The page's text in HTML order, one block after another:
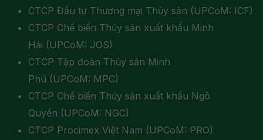
CTCP Đầu tư Thương mại Thủy sản (UPCoM: ICF)
CTCP Chế biến Thủy sản xuất khẩu Minh
Hải (UPCoM: JOS)
CTCP Tập đoàn Thủy sản Minh
Phú (UPCoM: MPC)
CTCP Chế biến Thủy sản xuất khẩu Ngô
Quyền (UPCoM: NGC)
CTCP Procimex Việt Nam (UPCoM: PRO)